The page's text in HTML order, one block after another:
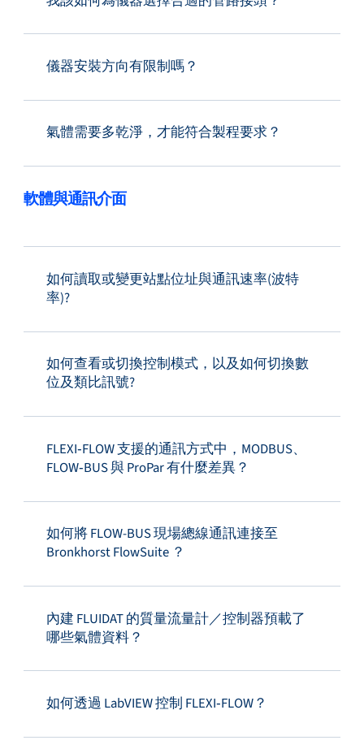
儀器安裝方向有限制嗎？
氣體需要多乾淨，才能符合製程要求？
軟體與通訊介面
如何讀取或變更站點位址與通訊速率(波特
率)?
如何查看或切換控制模式，以及如何切換數
位及類比訊號?
FLEXI‑FLOW 支援的通訊方式中，MODBUS、
FLOW‑BUS 與 ProPar 有什麼差異？
如何將 FLOW-BUS 現場總線通訊連接至
Bronkhorst FlowSuite ？
內建 FLUIDAT 的質量流量計／控制器預載了
哪些氣體資料？
如何透過 LabVIEW 控制 FLEXI‑FLOW？